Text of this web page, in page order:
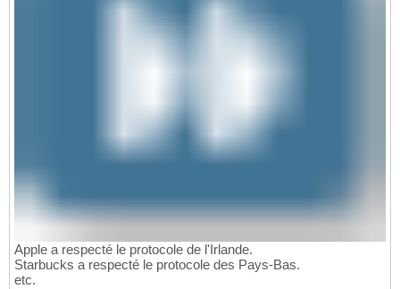
Apple a respecté le protocole de l'Irlande.
Starbucks a respecté le protocole des Pays-Bas.
etc.